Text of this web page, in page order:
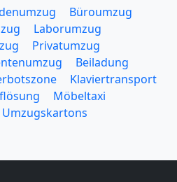
Büroumzug
Laborumzug
Privatumzug
Beiladung
Klaviertransport
Möbeltaxi
Umzugskartons